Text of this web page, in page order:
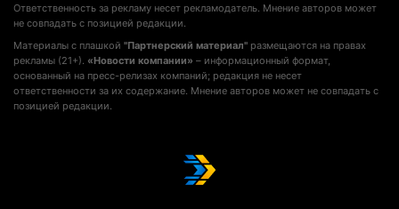
Ответственность за рекламу несет рекламодатель. Мнение авторов может
не совпадать с позицией редакции.
Материалы с плашкой "Партнерский материал" размещаются на правах
рекламы (21+). «Новости компании» – информационный формат,
основанный на пресс-релизах компаний; редакция не несет
ответственности за их содержание. Мнение авторов может не совпадать с
позицией редакции.